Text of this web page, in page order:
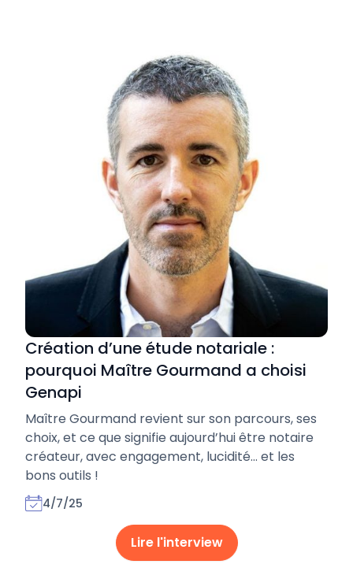
Création d’une étude notariale :
pourquoi Maître Gourmand a choisi
Genapi
Maître Gourmand revient sur son parcours, ses
choix, et ce que signifie aujourd’hui être notaire
créateur, avec engagement, lucidité… et les
bons outils !
4/7/25
Lire l'interview